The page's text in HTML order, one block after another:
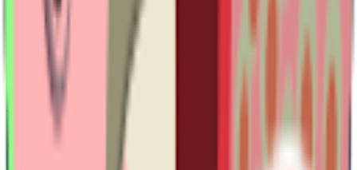
CÔNG TY CỔ PHẦN THƯƠNG MẠI VISNAM
Giải pháp quản lý kinh doanh hiệu quả, đồng hành cùng doanh
nghiệp Việt
TẢI ỨNG DỤNG